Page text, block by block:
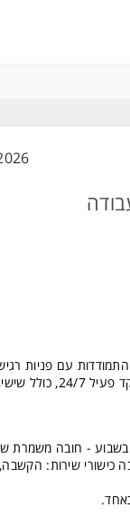
עם פניות
הדורשות הקשבה וסבלנות העבודה כוללת הכשרה
אחת בשבוע - חובה
כישורי שירות: